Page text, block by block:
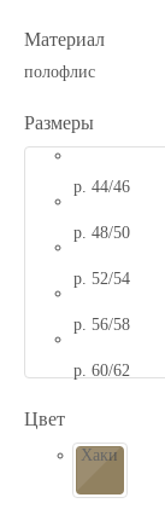
Материал
полофлис
Размеры
р. 44/46
р. 48/50
р. 52/54
р. 56/58
р. 60/62
Цвет
Хаки